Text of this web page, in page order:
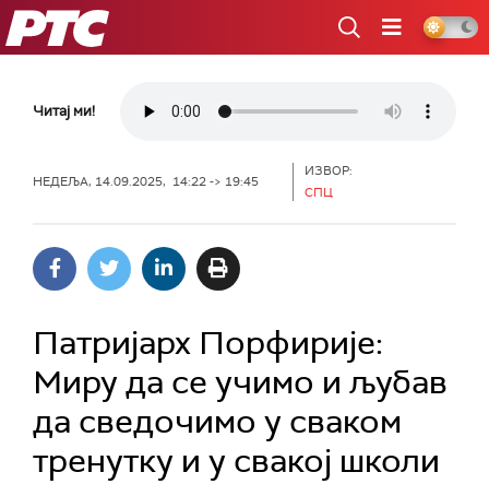
РТС
Читај ми!
НЕДЕЉА, 14.09.2025, 14:22 -> 19:45
ИЗВОР:
СПЦ
Патријарх Порфирије:
Миру да се учимо и љубав
да сведочимо у сваком
тренутку и у свакој школи